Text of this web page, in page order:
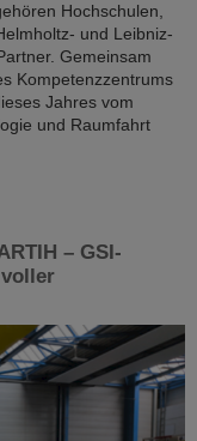
Hochschulen,
und Leibniz-
Gemeinsam
Kompetenzzentrums
Jahres vom
und Raumfahrt
– GSI-